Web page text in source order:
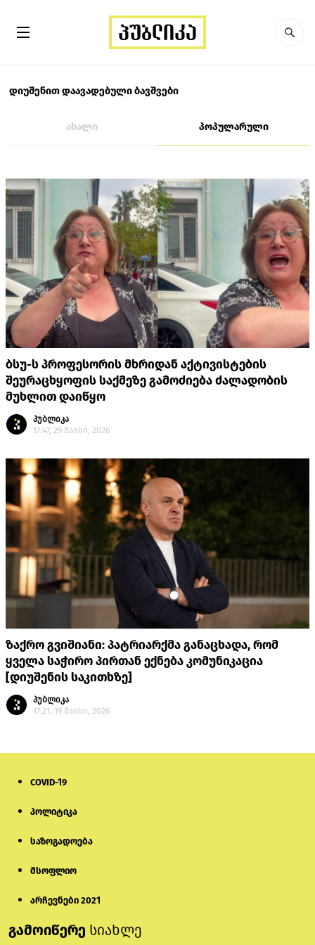
დიუშენით დაავადებული ბავშვები
ახალი პოპულარული
ბსუ-ს პროფესორის მხრიდან აქტივისტების
შეურაცხყოფის საქმეზე გამოძიება ძალადობის
მუხლით დაიწყო
პუბლიკა
17:47, 29 მაისი, 2026
ზაქრო გვიშიანი: პატრიარქმა განაცხადა, რომ
ყველა საჭირო პირთან ექნება კომუნიკაცია
[დიუშენის საკითხზე]
პუბლიკა
17:21, 19 მაისი, 2026
COVID-19
პოლიტიკა
საზოგადოება
მსოფლიო
არჩევნები 2021
გამოიწერე სიახლე